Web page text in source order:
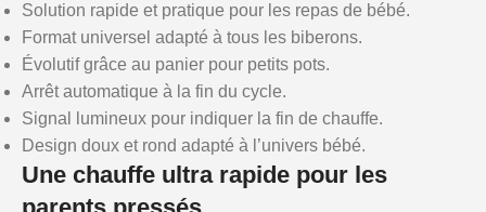
Solution rapide et pratique pour les repas de bébé.
Format universel adapté à tous les biberons.
Évolutif grâce au panier pour petits pots.
Arrêt automatique à la fin du cycle.
Signal lumineux pour indiquer la fin de chauffe.
Design doux et rond adapté à l’univers bébé.
Une chauffe ultra rapide pour les